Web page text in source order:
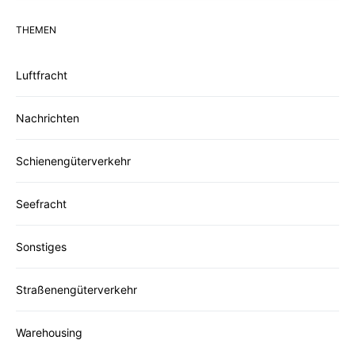
THEMEN
Luftfracht
Nachrichten
Schienengüterverkehr
Seefracht
Sonstiges
Straßenengüterverkehr
Warehousing